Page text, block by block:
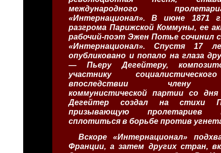
международного
«Интернационал». В июне 1871
разгрома Парижской Коммуны, ее
рабочий-поэт Эжен Потье сочинил
«Интернационал». Спустя 17
опубликовано и попало на глаза
— Пьеру Дегейтеру,
участнику
впоследствии члену
коммунистической партии со дня
Дегейтер создал на стихи
призывающую пролетариев
сплотиться в борьбе против
Вскоре «Интернационал»
Франции, а затем других стран,